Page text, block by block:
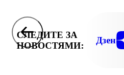
СЛЕДИТЕ ЗА
НОВОСТЯМИ:
Дзен